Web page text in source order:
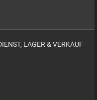
LAGER & VERKAUF